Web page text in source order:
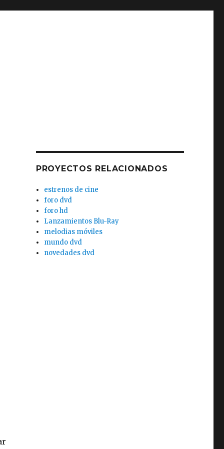
PROYECTOS RELACIONADOS
estrenos de cine
foro dvd
foro hd
Lanzamientos Blu-Ray
melodias móviles
mundo dvd
novedades dvd